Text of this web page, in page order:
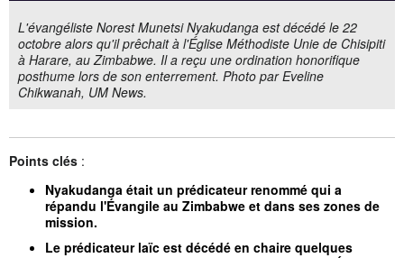
L'évangéliste Norest Munetsi Nyakudanga est décédé le 22
octobre alors qu'il prêchait à l'Église Méthodiste Unie de Chisipiti
à Harare, au Zimbabwe. Il a reçu une ordination honorifique
posthume lors de son enterrement. Photo par Eveline
Chikwanah, UM News.
Points clés :
Nyakudanga était un prédicateur renommé qui a
répandu l'Évangile au Zimbabwe et dans ses zones de
mission.
Le prédicateur laïc est décédé en chaire quelques